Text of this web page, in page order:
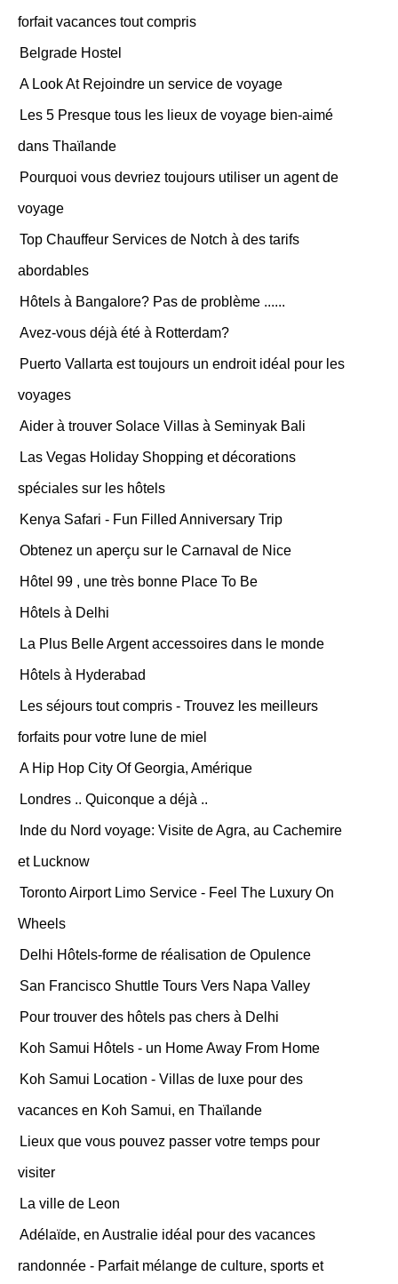
forfait vacances tout compris
Belgrade Hostel
A Look At Rejoindre un service de voyage
Les 5 Presque tous les lieux de voyage bien-aimé
dans Thaïlande
Pourquoi vous devriez toujours utiliser un agent de
voyage
Top Chauffeur Services de Notch à des tarifs
abordables
Hôtels à Bangalore? Pas de problème ......
Avez-vous déjà été à Rotterdam?
Puerto Vallarta est toujours un endroit idéal pour les
voyages
Aider à trouver Solace Villas à Seminyak Bali
Las Vegas Holiday Shopping et décorations
spéciales sur les hôtels
Kenya Safari - Fun Filled Anniversary Trip
Obtenez un aperçu sur le Carnaval de Nice
Hôtel 99 , une très bonne Place To Be
Hôtels à Delhi
La Plus Belle Argent accessoires dans le monde
Hôtels à Hyderabad
Les séjours tout compris - Trouvez les meilleurs
forfaits pour votre lune de miel
A Hip Hop City Of Georgia, Amérique
Londres .. Quiconque a déjà ..
Inde du Nord voyage: Visite de Agra, au Cachemire
et Lucknow
Toronto Airport Limo Service - Feel The Luxury On
Wheels
Delhi Hôtels-forme de réalisation de Opulence
San Francisco Shuttle Tours Vers Napa Valley
Pour trouver des hôtels pas chers à Delhi
Koh Samui Hôtels - un Home Away From Home
Koh Samui Location - Villas de luxe pour des
vacances en Koh Samui, en Thaïlande
Lieux que vous pouvez passer votre temps pour
visiter
La ville de Leon
Adélaïde, en Australie idéal pour des vacances
randonnée - Parfait mélange de culture, sports et